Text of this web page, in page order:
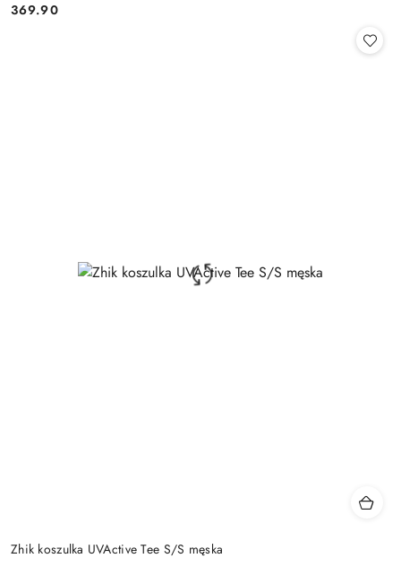
Cena:
369.90
Zhik koszulka UVActive Tee S/S męska